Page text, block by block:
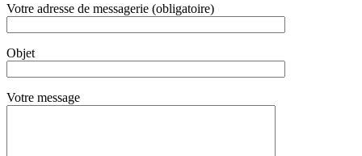
Votre adresse de messagerie (obligatoire)
Objet
Votre message